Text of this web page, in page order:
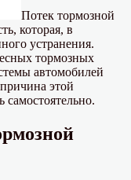
Потек тормозной
которая, в
устранения.
тормозных
автомобилей
этой